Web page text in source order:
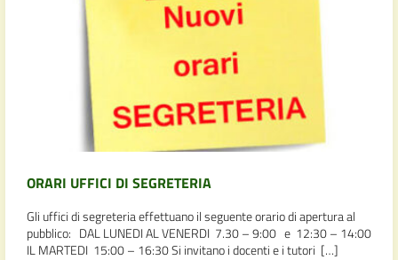
ORARI UFFICI DI SEGRETERIA
Gli uffici di segreteria effettuano il seguente orario di apertura al
pubblico: DAL LUNEDI AL VENERDI 7.30 – 9:00 e 12:30 – 14:00
IL MARTEDI 15:00 – 16:30 Si invitano i docenti e i tutori […]